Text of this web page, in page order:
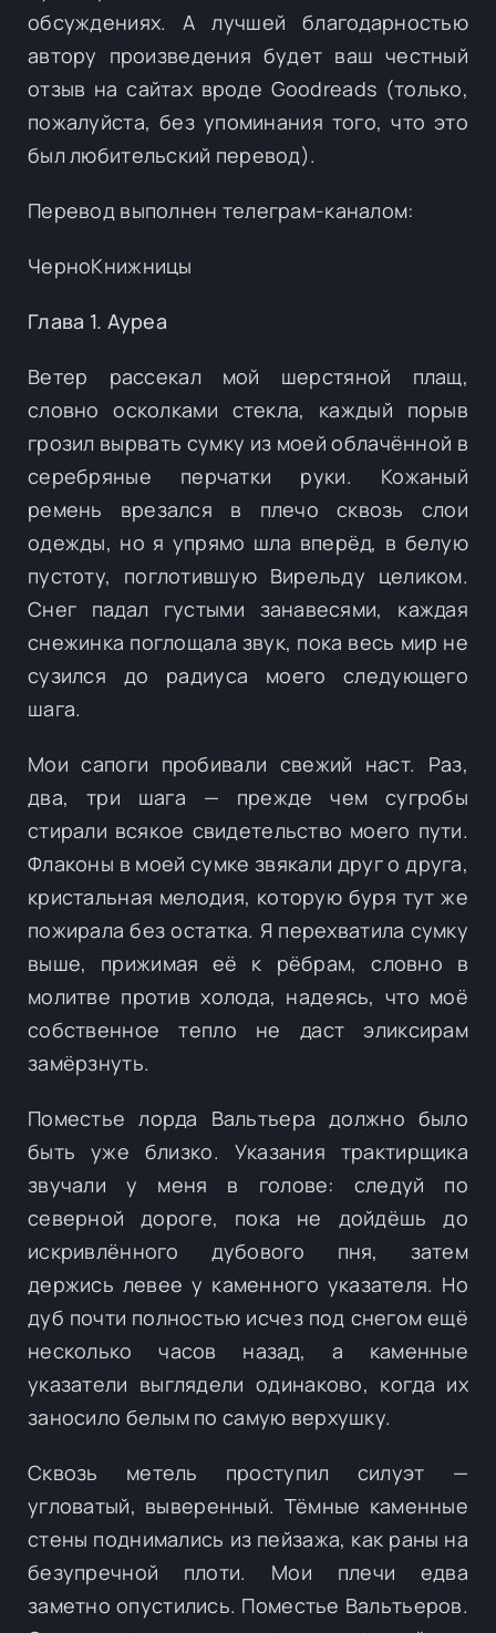
обсуждениях. А лучшей благодарностью
автору произведения будет ваш честный
отзыв на сайтах вроде Goodreads (только,
пожалуйста, без упоминания того, что это
был любительский перевод).
Перевод выполнен телеграм-каналом:
ЧерноКнижницы
Глава 1. Ауреа
Ветер рассекал мой шерстяной плащ,
словно осколками стекла, каждый порыв
грозил вырвать сумку из моей облачённой в
серебряные перчатки руки. Кожаный
ремень врезался в плечо сквозь слои
одежды, но я упрямо шла вперёд, в белую
пустоту, поглотившую Вирельду целиком.
Снег падал густыми занавесями, каждая
снежинка поглощала звук, пока весь мир не
сузился до радиуса моего следующего
шага.
Мои сапоги пробивали свежий наст. Раз,
два, три шага — прежде чем сугробы
стирали всякое свидетельство моего пути.
Флаконы в моей сумке звякали друг о друга,
кристальная мелодия, которую буря тут же
пожирала без остатка. Я перехватила сумку
выше, прижимая её к рёбрам, словно в
молитве против холода, надеясь, что моё
собственное тепло не даст эликсирам
замёрзнуть.
Поместье лорда Вальтьера должно было
быть уже близко. Указания трактирщика
звучали у меня в голове: следуй по
северной дороге, пока не дойдёшь до
искривлённого дубового пня, затем
держись левее у каменного указателя. Но
дуб почти полностью исчез под снегом ещё
несколько часов назад, а каменные
указатели выглядели одинаково, когда их
заносило белым по самую верхушку.
Сквозь метель проступил силуэт —
угловатый, выверенный. Тёмные каменные
стены поднимались из пейзажа, как раны на
безупречной плоти. Мои плечи едва
заметно опустились. Поместье Вальтьеров.